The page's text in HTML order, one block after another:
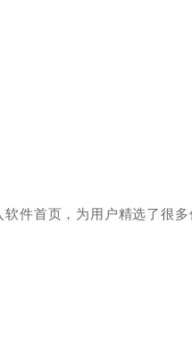
软件首页，为用户精选了很